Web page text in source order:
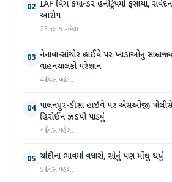
02 IAF વિંગ કમાન્ડર હનીટ્રેપમાં ફસાયા,
આરોપ
23 કલાક પહેલા
03 નેનાવા-સાંચોર હાઈવે પર ખાડાઓનું
વાહનચાલકો પરેશાન
4 દિવસ પહેલા
04 પાલનપુર-ડીસા હાઇવે પર એસઓજી પોલીસે
હિરોઈન ઝડપી પાડ્યું
4 દિવસ પહેલા
05 ચાંદીના ભાવમાં વધારો, સોનું પણ મોંઘુ થયું
5 દિવસ પહેલા